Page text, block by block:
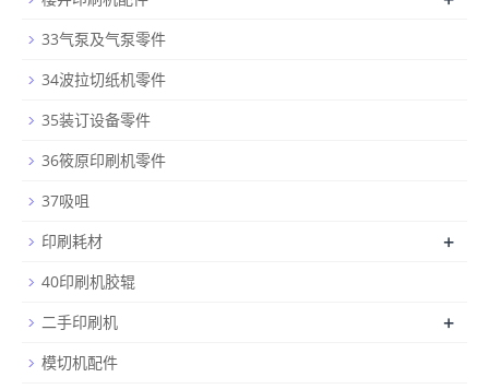
33气泵及气泵零件
34波拉切纸机零件
35装订设备零件
36筱原印刷机零件
37吸咀
印刷耗材
+
40印刷机胶辊
二手印刷机
+
模切机配件